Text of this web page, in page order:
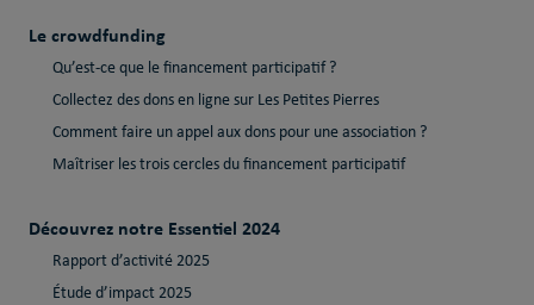
Le crowdfunding
Qu’est-ce que le financement participatif ?
Collectez des dons en ligne sur Les Petites Pierres
Comment faire un appel aux dons pour une association ?
Maîtriser les trois cercles du financement participatif
Découvrez notre Essentiel 2024
Rapport d’activité 2025
Étude d’impact 2025